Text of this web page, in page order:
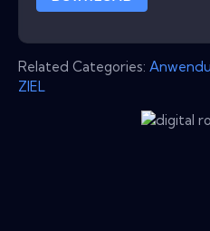
Related Categories:
ZIEL